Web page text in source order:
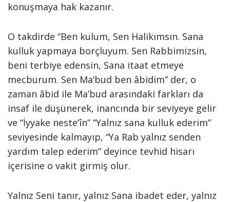
konuşmaya hak kazanır.
O takdirde “Ben kulum, Sen Halikımsın. Sana
kulluk yapmaya borçluyum. Sen Rabbimizsin,
beni terbiye edensin, Sana itaat etmeye
mecburum. Sen Ma’bud ben âbidim” der, o
zaman âbid ile Ma’bud arasındaki farkları da
insaf ile düşünerek, inancında bir seviyeye gelir
ve “İyyake neste’în” “Yalnız sana kulluk ederim”
seviyesinde kalmayıp, “Ya Rab yalnız senden
yardım talep ederim” deyince tevhid hisarı
içerisine o vakit girmiş olur.
Yalnız Seni tanır, yalnız Sana ibadet eder, yalnız